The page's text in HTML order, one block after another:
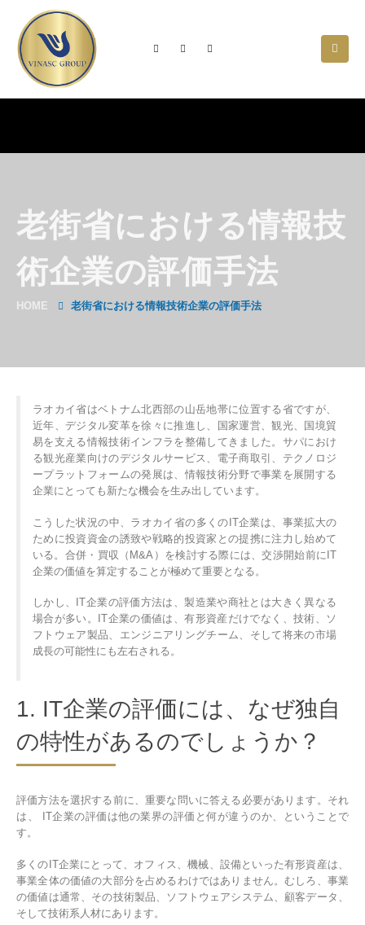
老街省における情報技
術企業の評価手法
HOME 老街省における情報技術企業の評価手法
ラオカイ省はベトナム北西部の山岳地帯に位置する省ですが、
近年、デジタル変革を徐々に推進し、国家運営、観光、国境貿
易を支える情報技術インフラを整備してきました。サパにおけ
る観光産業向けのデジタルサービス、電子商取引、テクノロジ
ープラットフォームの発展は、情報技術分野で事業を展開する
企業にとっても新たな機会を生み出しています。
こうした状況の中、ラオカイ省の多くのIT企業は、事業拡大の
ために投資資金の誘致や戦略的投資家との提携に注力し始めて
いる。合併・買収（M&A）を検討する際には、交渉開始前にIT
企業の価値を算定することが極めて重要となる。
しかし、IT企業の評価方法は、製造業や商社とは大きく異なる
場合が多い。IT企業の価値は、有形資産だけでなく、技術、ソ
フトウェア製品、エンジニアリングチーム、そして将来の市場
成長の可能性にも左右される。
1. IT企業の評価には、なぜ独自
の特性があるのでしょうか？
評価方法を選択する前に、重要な問いに答える必要があります。それ
は、 IT企業の評価は他の業界の評価と何が違うのか、ということで
す。
多くのIT企業にとって、オフィス、機械、設備といった有形資産は、
事業全体の価値の大部分を占めるわけではありません。むしろ、事業
の価値は通常、その技術製品、ソフトウェアシステム、顧客データ、
そして技術系人材にあります。